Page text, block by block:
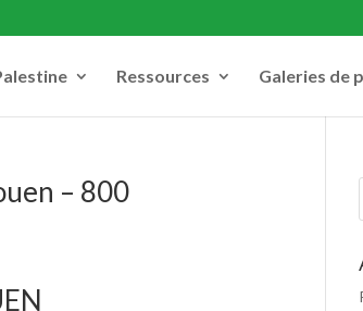
Ressources Galeries de
– 800